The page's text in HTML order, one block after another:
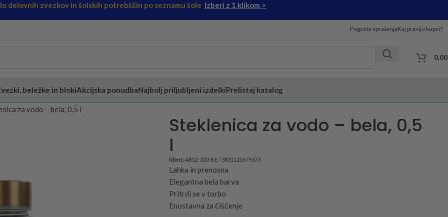
delovnih zvezkov in šolskih potrebščin po seznamu šole Izberi z 1 klikom >
Pogosta vprašanjaKaj pravijo kupci?
beležke in blokiAkcijska ponudbaNajbolj priljubljeni izdelkiPrelistaj katalog
za vodo – bela, 0,5 l
Steklenica za vodo – bela, 0,5
l
Ident: A812-500-BE / 3831121679373
Lahka in prenosna
Elegantna bela barva
Pritrdi se v torbo
Enostavna za čiščenje